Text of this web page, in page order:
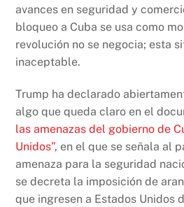
avances en seguridad y
bloqueo a Cuba se usa como
revolución no se negocia; esta
inaceptable.
Trump ha declarado
algo que queda claro en el
las amenazas del gobierno de
Unidos”, en el que se señala al
amenaza para la seguridad
se decreta la imposición de
que ingresen a Estados Unidos